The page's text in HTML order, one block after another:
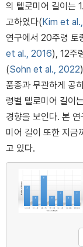
의 텔로미어 길이는
고하였다(Kim et
연구에서 20주령
et al., 2016), 12주
(Sohn et al., 2022
품종과 무관하게 공
령별 텔로미어 길이
경향을 보인다. 본
미어 길이 또한 지금
고 있다.